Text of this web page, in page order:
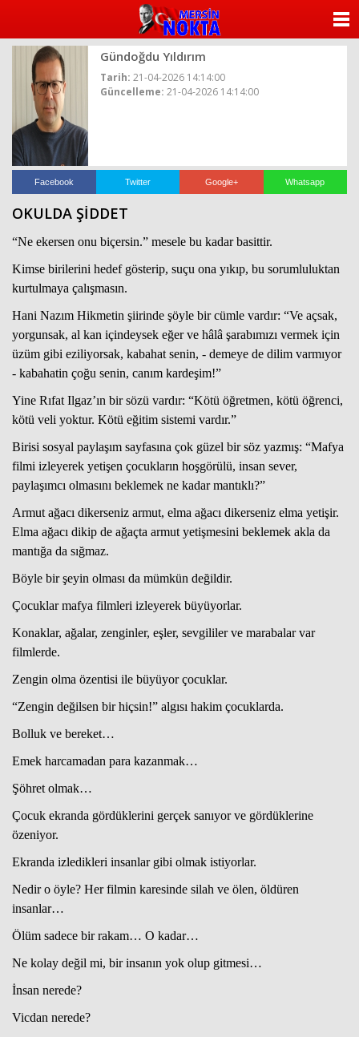
Gündoğdu Yıldırım
Tarih: 21-04-2026 14:14:00
Güncelleme: 21-04-2026 14:14:00
Facebook Twitter Google+ Whatsapp
OKULDA ŞİDDET
“Ne ekersen onu biçersin.” mesele bu kadar basittir.
Kimse birilerini hedef gösterip, suçu ona yıkıp, bu sorumluluktan
kurtulmaya çalışmasın.
Hani Nazım Hikmetin şiirinde şöyle bir cümle vardır: “Ve açsak,
yorgunsak, al kan içindeysek eğer ve hâlâ şarabımızı vermek için
üzüm gibi eziliyorsak, kabahat senin, - demeye de dilim varmıyor
- kabahatin çoğu senin, canım kardeşim!”
Yine Rıfat Ilgaz’ın bir sözü vardır: “Kötü öğretmen, kötü öğrenci,
kötü veli yoktur. Kötü eğitim sistemi vardır.”
Birisi sosyal paylaşım sayfasına çok güzel bir söz yazmış: “Mafya
filmi izleyerek yetişen çocukların hoşgörülü, insan sever,
paylaşımcı olmasını beklemek ne kadar mantıklı?”
Armut ağacı dikerseniz armut, elma ağacı dikerseniz elma yetişir.
Elma ağacı dikip de ağaçta armut yetişmesini beklemek akla da
mantığa da sığmaz.
Böyle bir şeyin olması da mümkün değildir.
Çocuklar mafya filmleri izleyerek büyüyorlar.
Konaklar, ağalar, zenginler, eşler, sevgililer ve marabalar var
filmlerde.
Zengin olma özentisi ile büyüyor çocuklar.
“Zengin değilsen bir hiçsin!” algısı hakim çocuklarda.
Bolluk ve bereket…
Emek harcamadan para kazanmak…
Şöhret olmak…
Çocuk ekranda gördüklerini gerçek sanıyor ve gördüklerine
özeniyor.
Ekranda izledikleri insanlar gibi olmak istiyorlar.
Nedir o öyle? Her filmin karesinde silah ve ölen, öldüren
insanlar…
Ölüm sadece bir rakam… O kadar…
Ne kolay değil mi, bir insanın yok olup gitmesi…
İnsan nerede?
Vicdan nerede?
YAZARLAR